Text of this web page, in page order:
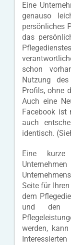
Eine
genauso
persönliches
das
schon
Nutzung
Profils, ohne
Auch eine
Facebook ist
auch
identisch.
Eine
Seite für
dem
und den
werden,